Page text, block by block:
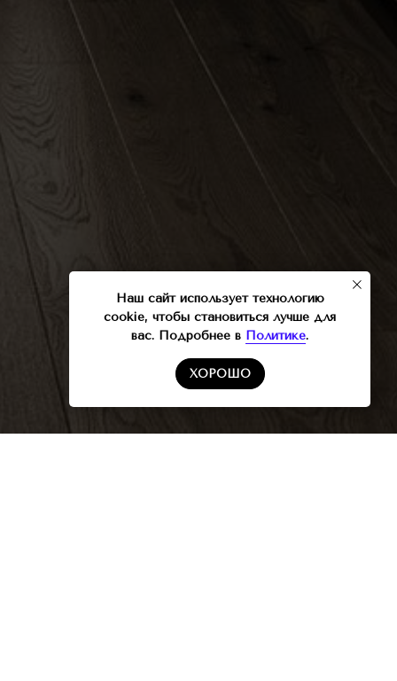
Наш сайт использует технологию
cookie, чтобы становиться лучше для
вас. Подробнее в Политике.
ХОРОШО